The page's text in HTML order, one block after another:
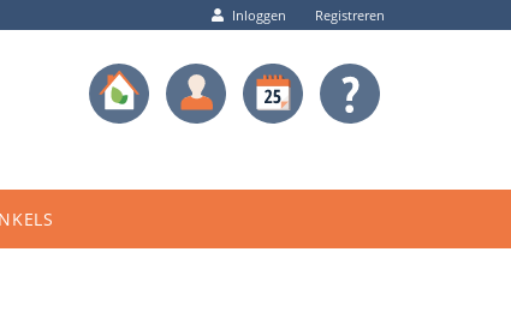
Inloggen Registreren